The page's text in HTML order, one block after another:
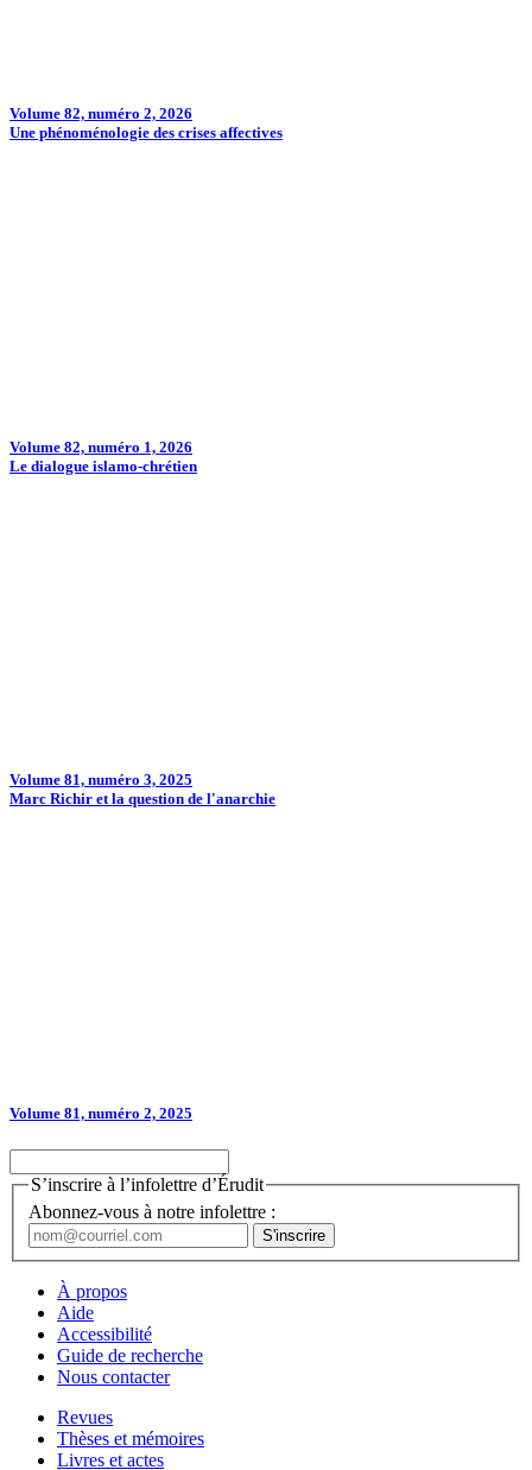
Volume 82, numéro 2, 2026
Une phénoménologie des crises affectives
Volume 82, numéro 1, 2026
Le dialogue islamo-chrétien
Volume 81, numéro 3, 2025
Marc Richir et la question de l'anarchie
Volume 81, numéro 2, 2025
S’inscrire à l’infolettre d’Érudit
Abonnez-vous à notre infolettre :
À propos
Aide
Accessibilité
Guide de recherche
Nous contacter
Revues
Thèses et mémoires
Livres et actes